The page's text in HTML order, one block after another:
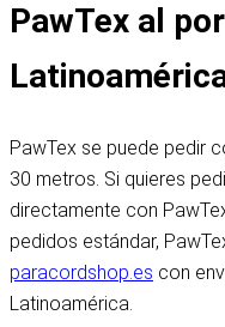
PawTex al
PawTex se puede pedir
30 metros. Si quieres
directamente con
pedidos estándar,
paracordshop.es con
Latinoamérica.